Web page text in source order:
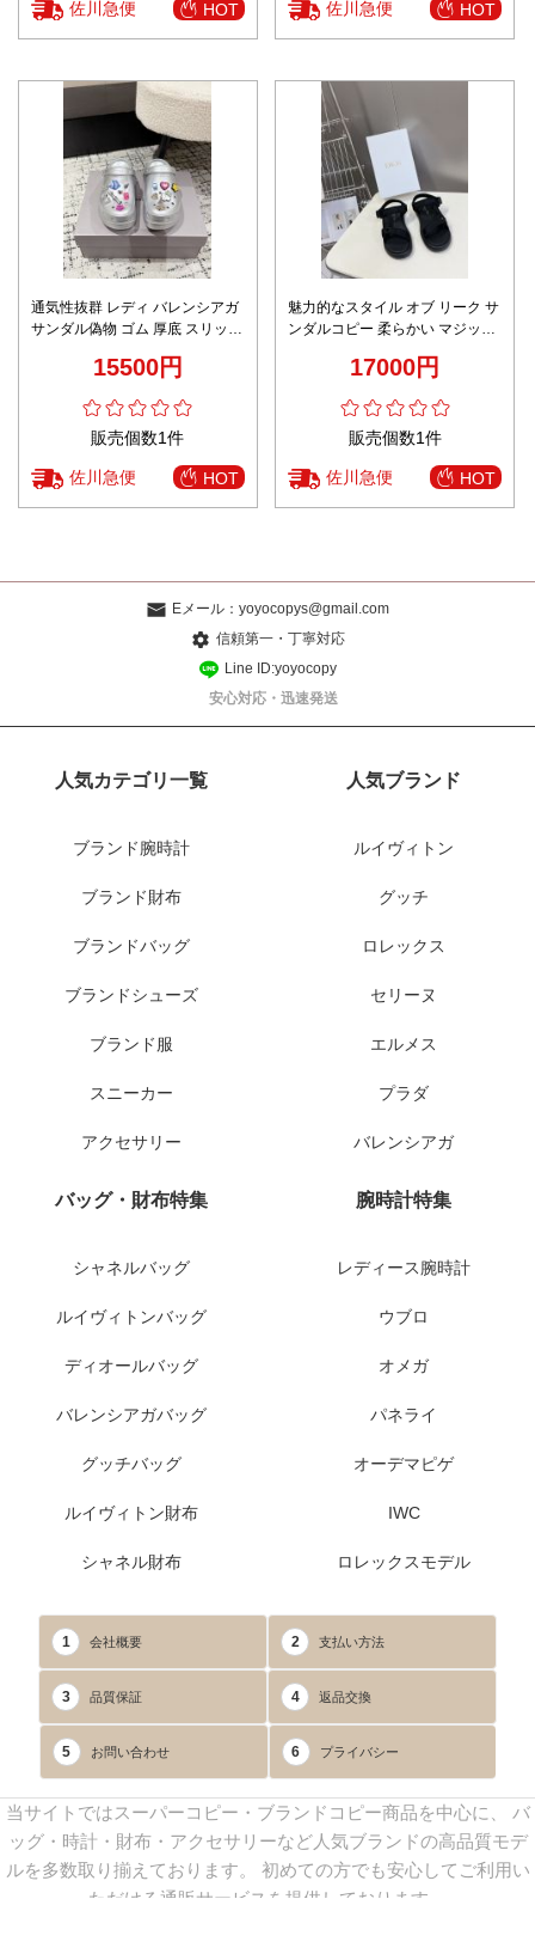
佐川急便 HOT 佐川急便 HOT
通気性抜群 レディ バレンシアガ
サンダル偽物 ゴム 厚底 スリッパ
15500円
販売個数1件
佐川急便 HOT
魅力的なスタイル オブ リーク サ
ンダルコピー 柔らかい マジック
ント ブラック17000円
販売個数1件
佐川急便 HOT
Eメール： yoyocopys@gmail.com
信頼第一・丁寧対応
Line ID:yoyocopy
安心対応・迅速発送
人気カテゴリ一覧
ブランド腕時計
ブランド財布
ブランドバッグ
ブランドシューズ
ブランド服
スニーカー
アクセサリー
人気ブランド
ルイヴィトン
グッチ
ロレックス
セリーヌ
エルメス
プラダ
バレンシアガ
バッグ・財布特集
シャネルバッグ
ルイヴィトンバッグ
ディオールバッグ
バレンシアガバッグ
グッチバッグ
ルイヴィトン財布
シャネル財布
腕時計特集
レディース腕時計
ウブロ
オメガ
パネライ
オーデマピゲ
IWC
ロレックスモデル
1 会社概要 2 支払い方法
3 品質保証 4 返品交換
5 お問い合わせ 6 プライバシー
当サイトではスーパーコピー・ブランドコピー商品を中心に、 バ
ッグ・時計・財布・アクセサリーなど人気ブランドの高品質モデ
ルを多数取り揃えております。 初めての方でも安心してご利用い
ただける通販サービスを提供しております。